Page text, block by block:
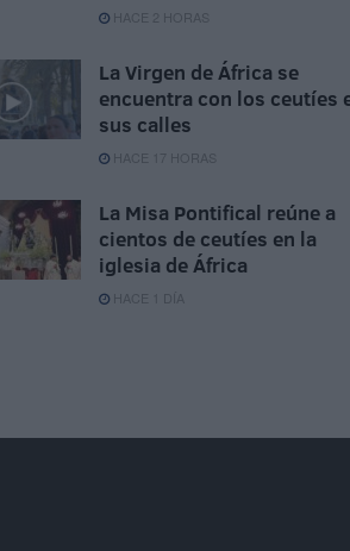
HACE 2 HORAS
La Virgen de África se
encuentra con los ceutíes
sus calles
HACE 17 HORAS
La Misa Pontifical reúne a
cientos de ceutíes en la
iglesia de África
HACE 1 DÍA